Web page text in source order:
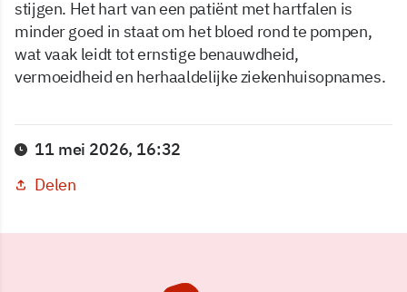
stijgen. Het hart van een patiënt met hartfalen is
minder goed in staat om het bloed rond te pompen,
wat vaak leidt tot ernstige benauwdheid,
vermoeidheid en herhaaldelijke ziekenhuisopnames.
11 mei 2026, 16:32
Delen